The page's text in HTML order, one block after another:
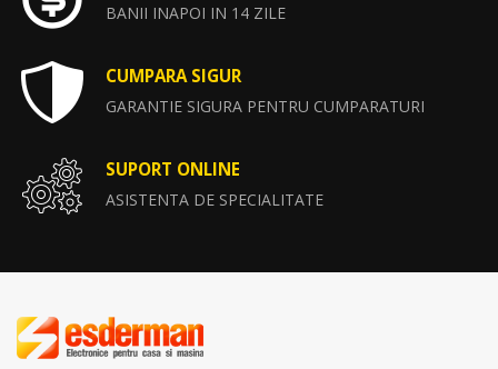
BANII INAPOI IN 14 ZILE
CUMPARA SIGUR
GARANTIE SIGURA PENTRU CUMPARATURI
SUPORT ONLINE
ASISTENTA DE SPECIALITATE